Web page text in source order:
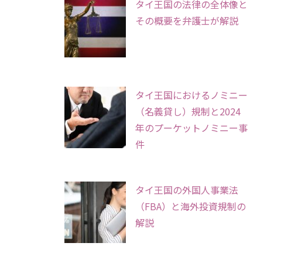
タイ王国の法律の全体像と
その概要を弁護士が解説
タイ王国におけるノミニー
（名義貸し）規制と2024
年のプーケットノミニー事
件
タイ王国の外国人事業法
（FBA）と海外投資規制の
解説